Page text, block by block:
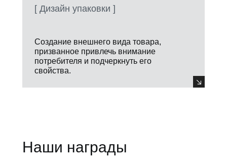
Создание внешнего вида товара,
призванное привлечь внимание
потребителя и подчеркнуть его
свойства.
[ Дизайн упаковки ]
Наши награды